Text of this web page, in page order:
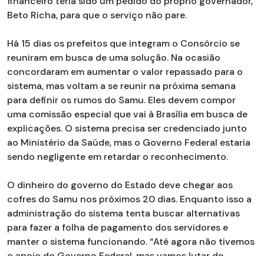
Beto Richa, para que o serviço não pare.
Há 15 dias os prefeitos que integram o Consórcio se
reuniram em busca de uma solução. Na ocasião
concordaram em aumentar o valor repassado para o
sistema, mas voltam a se reunir na próxima semana
para definir os rumos do Samu. Eles devem compor
uma comissão especial que vai à Brasília em busca de
explicações. O sistema precisa ser credenciado junto
ao Ministério da Saúde, mas o Governo Federal estaria
sendo negligente em retardar o reconhecimento.
O dinheiro do governo do Estado deve chegar aos
cofres do Samu nos próximos 20 dias. Enquanto isso a
administração do sistema tenta buscar alternativas
para fazer a folha de pagamento dos servidores e
manter o sistema funcionando. “Até agora não tivemos